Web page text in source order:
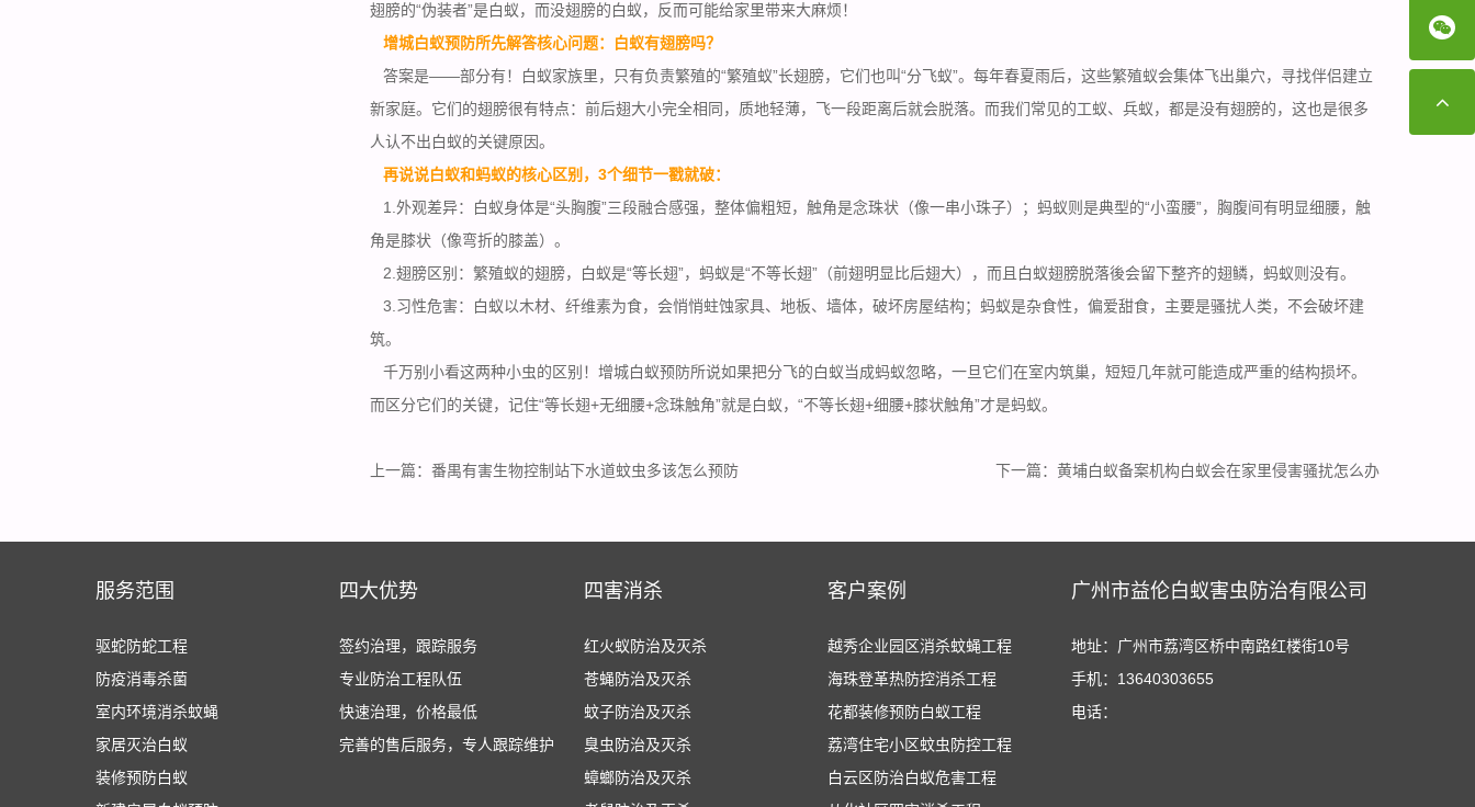
翅膀的“伪装者”是白蚁，而没翅膀的白蚁，反而可能给家里带来大麻烦！
增城白蚁预防所先解答核心问题：白蚁有翅膀吗？
答案是——部分有！白蚁家族里，只有负责繁殖的“繁殖蚁”长翅膀，它们也叫“分飞蚁”。每年春夏雨后，这些繁殖蚁会集体飞出巢穴，寻找伴侣建立
新家庭。它们的翅膀很有特点： 前后翅大小完全相同，质地轻薄，飞一段距离后就会脱落。而我们常见的工蚁、兵蚁，都是没有翅膀的，这也是很多
人认不出白蚁的关键原因。
再说说白蚁和蚂蚁的核心区别，3个细节一戳就破：
1.外观差异：白蚁身体是“头胸腹”三段融合感强，整体偏粗短，触角是念珠状（像一串小珠子）；蚂蚁则是典型的“小蛮腰”，胸腹间有明显细腰，触
角是膝状（像弯折的膝盖）。
2.翅膀区别：繁殖蚁的翅膀，白蚁是“等长翅”，蚂蚁是“不等长翅”（前翅明显比后翅大），而且白蚁翅膀脱落後会留下整齐的翅鳞，蚂蚁则没有。
3.习性危害：白蚁以木材、纤维素为食，会悄悄蛀蚀家具、地板、墙体，破坏房屋结构；蚂蚁是杂食性，偏爱甜食，主要是骚扰人类，不会破坏建
筑。
千万别小看这两种小虫的区别！增城白蚁预防所说如果把分飞的白蚁当成蚂蚁忽略，一旦它们在室内筑巢，短短几年就可能造成严重的结构损坏。
而区分它们的关键，记住“等长翅+无细腰+念珠触角”就是白蚁，“不等长翅+细腰+膝状触角”才是蚂蚁。
上一篇： 番禺有害生物控制站下水道蚊虫多该怎么预防 下一篇： 黄埔白蚁备案机构白蚁会在家里侵害骚扰怎么办
服务范围
驱蛇防蛇工程
防疫消毒杀菌
室内环境消杀蚊蝇
家居灭治白蚁
装修预防白蚁
四大优势
签约治理，跟踪服务
专业防治工程队伍
快速治理，价格最低
完善的售后服务，专人跟踪维护
四害消杀
红火蚁防治及灭杀
苍蝇防治及灭杀
蚊子防治及灭杀
臭虫防治及灭杀
蟑螂防治及灭杀
客户案例
越秀企业园区消杀蚊蝇工程
海珠登革热防控消杀工程
花都装修预防白蚁工程
荔湾住宅小区蚊虫防控工程
白云区防治白蚁危害工程
广州市益伦白蚁害虫防治有限公司
地址：广州市荔湾区桥中南路红楼街10号
手机：13640303655
电话：